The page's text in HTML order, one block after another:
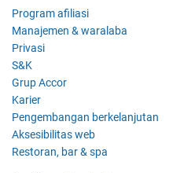
Program afiliasi
Manajemen & waralaba
Privasi
S&K
Grup Accor
Karier
Pengembangan berkelanjutan
Aksesibilitas web
Restoran, bar & spa